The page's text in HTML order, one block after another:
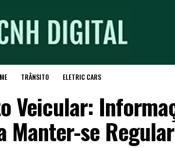
TRÂNSITO ELETRIC CARS
Veicular:
Manter-se